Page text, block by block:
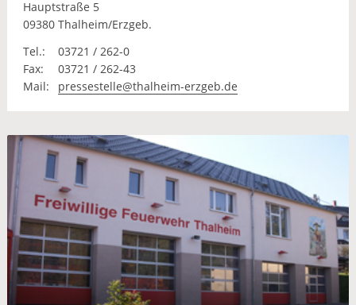
Hauptstraße 5
09380 Thalheim/Erzgeb.
Tel.:
03721 / 262-0
Fax:
03721 / 262-43
Mail:
pressestelle@thalheim-erzgeb.de